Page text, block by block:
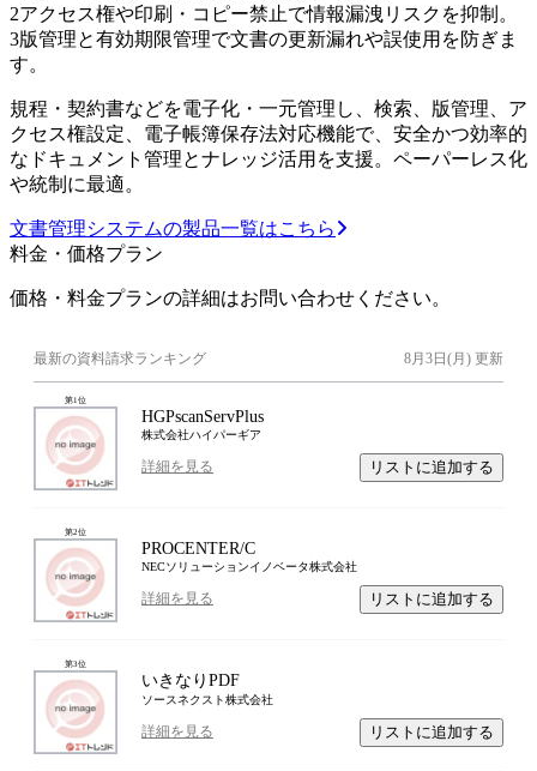
2アクセス権や印刷・コピー禁止で情報漏洩リスクを抑制。
3版管理と有効期限管理で文書の更新漏れや誤使用を防ぎま
す。
規程・契約書などを電子化・一元管理し、検索、版管理、ア
クセス権設定、電子帳簿保存法対応機能で、安全かつ効率的
なドキュメント管理とナレッジ活用を支援。ペーパーレス化
や統制に最適。
文書管理システムの製品一覧はこちら
料金・価格プラン
価格・料金プランの詳細はお問い合わせください。
最新の資料請求ランキング 8月3日(月) 更新
第1位
HGPscanServPlus
株式会社ハイパーギア
詳細を見る リストに追加する
第2位
PROCENTER/C
NECソリューションイノベータ株式会社
詳細を見る リストに追加する
第3位
いきなりPDF
ソースネクスト株式会社
詳細を見る リストに追加する